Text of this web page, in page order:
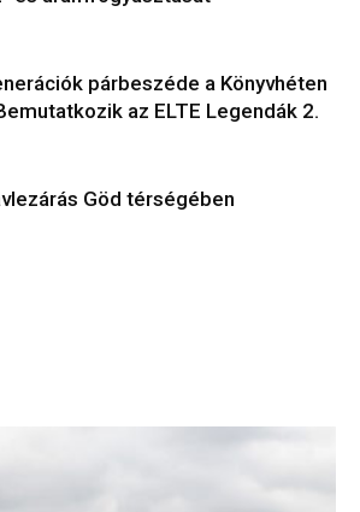
párbeszéde a Könyvhéten
az ELTE Legendák 2.
Göd térségében